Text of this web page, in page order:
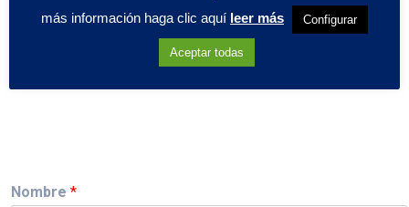
Nombre *
más información haga clic aquí leer más Configurar
Aceptar todas